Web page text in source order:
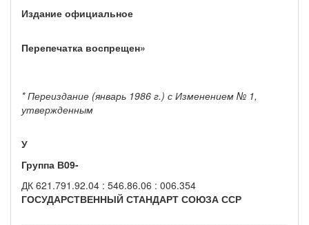
Издание официальное
Перепечатка воспрещен»
* Переиздание (январь 1986 г.) с Изменением № 1,
утвержденным
У
Группа В09-
ДК 621.791.92.04 : 546.86.06 : 006.354
ГОСУДАРСТВЕННЫЙ СТАНДАРТ СОЮЗА ССР